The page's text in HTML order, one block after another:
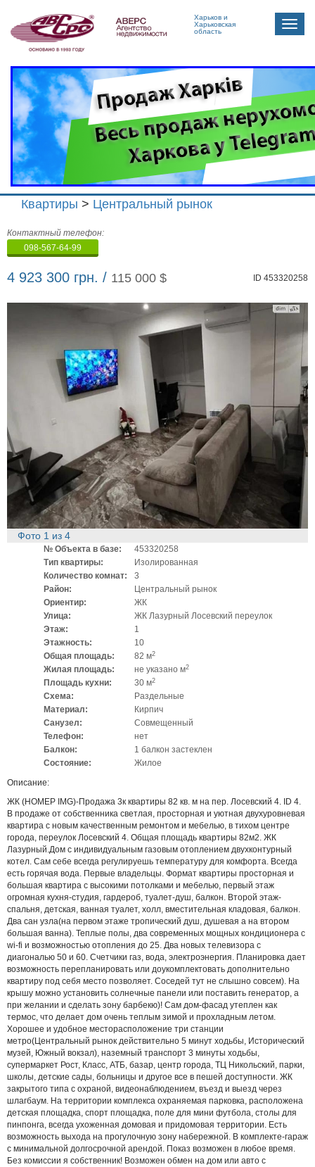
Харьков и
Харьковская
область
Toggle
Квартиры > Центральный рынок
Агенство
недвижимости
"Аверс"
Контактный телефон:
098-567-64-99
4 923 300 грн. / 115 000 $ ID 453320258
Фото 1 из 4
№ Объекта в базе:
453320258
Тип квартиры:
Изолированная
Количество комнат:
3
Район:
Центральный рынок
Ориентир:
ЖК
Улица:
ЖК Лазурный Лосевский переулок
Этаж:
1
Этажность:
10
Общая площадь:
82 м2
Жилая площадь: не указано м2
Площадь кухни: 30 м2
Схема:
Раздельные
Материал:
Кирпич
Санузел:
Совмещенный
Телефон:
нет
Балкон:
1 балкон застеклен
Состояние:
Жилое
Описание:
ЖК (НОМЕР IMG)-Продажа 3к квартиры 82 кв. м на пер. Лосевский 4. ID 4.
В продаже от собственника светлая, просторная и уютная двухуровневая
квартира с новым качественным ремонтом и мебелью, в тихом центре
города, переулок Лосевский 4. Общая площадь квартиры 82м2. ЖК
Лазурный.Дом с индивидуальным газовым отоплением двухконтурный
котел. Сам себе всегда регулируешь температуру для комфорта. Всегда
есть горячая вода. Первые владельцы. Формат квартиры просторная и
большая квартира с высокими потолками и мебелью, первый этаж
огромная кухня-студия, гардероб, туалет-душ, балкон. Второй этаж-
спальня, детская, ванная туалет, холл, вместительная кладовая, балкон.
Два сан узла(на первом этаже тропический душ, душевая а на втором
большая ванна). Теплые полы, два современных мощных кондиционера с
wi-fi и возможностью отопления до 25. Два новых телевизора с
диагональю 50 и 60. Счетчики газ, вода, электроэнергия. Планировка дает
возможность перепланировать или доукомплектовать дополнительно
квартиру под себя место позволяет. Соседей тут не слышно совсем). На
крышу можно установить солнечные панели или поставить генератор, а
при желании и сделать зону барбекю)! Сам дом-фасад утеплен как
термос, что делает дом очень теплым зимой и прохладным летом.
Хорошее и удобное месторасположение три станции
метро(Центральный рынок действительно 5 минут ходьбы, Исторический
музей, Южный вокзал), наземный транспорт 3 минуты ходьбы,
супермаркет Рост, Класс, АТБ, базар, центр города, ТЦ Никольский, парки,
школы, детские сады, больницы и другое все в пешей доступности. ЖК
закрытого типа с охраной, видеонаблюдением, въезд и выезд через
шлагбаум. На территории комплекса охраняемая парковка, расположена
детская площадка, спорт площадка, поле для мини футбола, столы для
пинпонга, всегда ухоженная домовая и придомовая территории. Есть
возможность выхода на прогулочную зону набережной. В комплекте-гараж
с минимальной долгосрочной арендой. Показ возможен в любое время.
Без комиссии я собственник! Возможен обмен на дом или авто с